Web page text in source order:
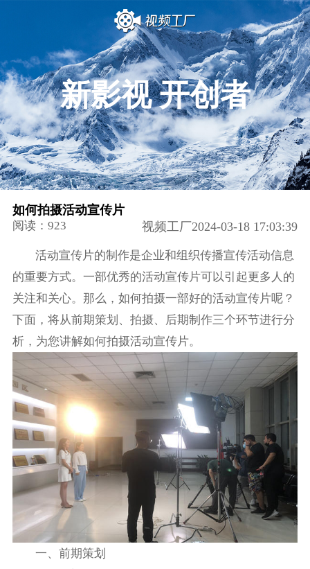
新影视 开创者
如何拍摄活动宣传片
阅读：923 视频工厂2024-03-18 17:03:39
活动宣传片的制作是企业和组织传播宣传活动信息
的重要方式。一部优秀的活动宣传片可以引起更多人的
关注和关心。那么，如何拍摄一部好的活动宣传片呢？
下面，将从前期策划、拍摄、后期制作三个环节进行分
析，为您讲解如何拍摄活动宣传片。
一、前期策划